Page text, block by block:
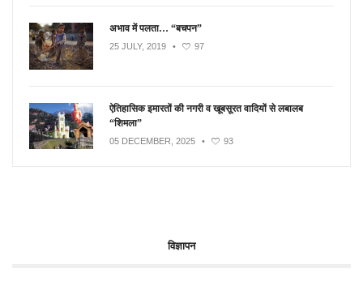
अभाव में पलता… “बचपन”
25 JULY, 2019 • 97
ऐतिहासिक इमारतों की नगरी व खूबसूरत वादियों से लबालब
“शिमला”
05 DECEMBER, 2025 • 93
विज्ञापन